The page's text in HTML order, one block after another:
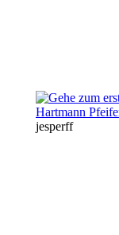
Hartmann
jesperff